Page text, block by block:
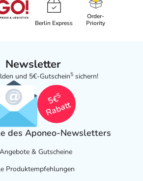
Berlin Express
Order-
Priority
Newsletter
und 5€-Gutschein5 sichern!
5€
5
Rabatt
des Aponeo-Newsletters
& Gutscheine
Produktempfehlungen